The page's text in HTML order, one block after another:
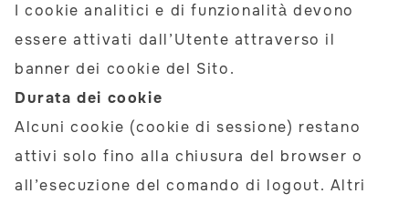
I cookie analitici e di funzionalità devono
essere attivati dall’Utente attraverso il
banner dei cookie del Sito.
Durata dei cookie
Alcuni cookie (cookie di sessione) restano
attivi solo fino alla chiusura del browser o
all’esecuzione del comando di logout. Altri